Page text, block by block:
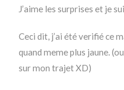
J’aime les surprises et je
Ceci dit, j’ai été verifié ce
quand meme plus jaune.
sur mon trajet XD)